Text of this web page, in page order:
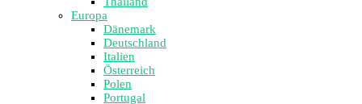
Europa
Dänemark
Deutschland
Italien
Österreich
Polen
Portugal